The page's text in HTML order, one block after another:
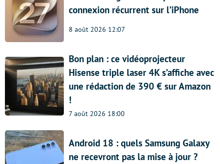
connexion récurrent sur l’iPhone
8 août 2026 12:07
Bon plan : ce vidéoprojecteur
Hisense triple laser 4K s’affiche avec
une rédaction de 390 € sur Amazon
!
7 août 2026 18:00
Android 18 : quels Samsung Galaxy
ne recevront pas la mise à jour ?